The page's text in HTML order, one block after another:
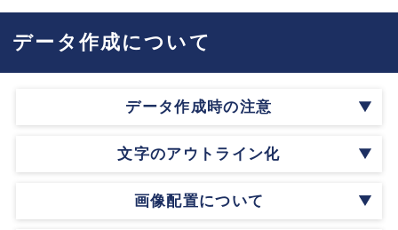
データ作成について
データ作成時の注意
文字のアウトライン化
画像配置について